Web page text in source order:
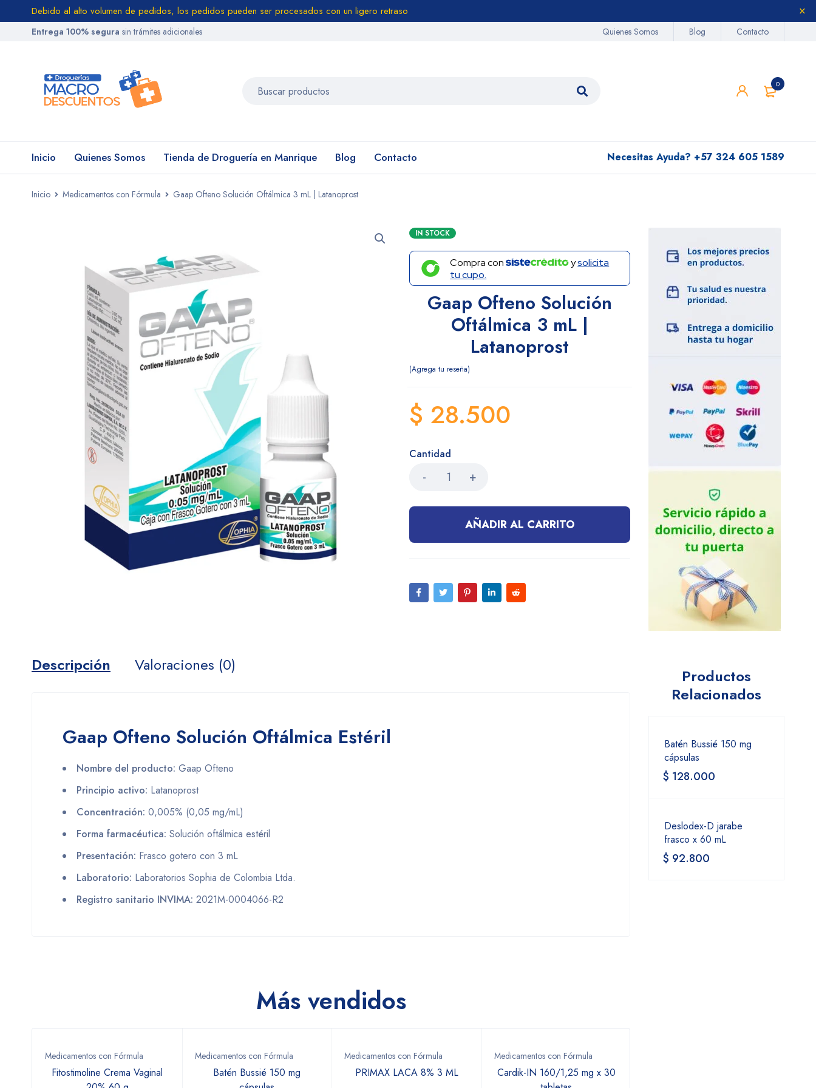
Debido al alto volumen de pedidos, los pedidos pueden ser procesados con un ligero retraso
Entrega 100% segura sin trámites adicionales Quienes Somos Blog Contacto
0
Inicio Quienes Somos Tienda de Droguería en Manrique Blog Contacto Necesitas Ayuda? +57 324 605 1589
Inicio Medicamentos con Fórmula Gaap Ofteno Solución Oftálmica 3 mL | Latanoprost
IN STOCK
Compra con ysolicita
tu cupo.
Gaap Ofteno Solución
Oftálmica 3 mL |
Latanoprost
Agrega tu reseña
$ 28.500
Cantidad
AÑADIR AL CARRITO
Descripción Valoraciones (0)
Gaap Ofteno Solución Oftálmica Estéril
Nombre del producto: Gaap Ofteno
Principio activo: Latanoprost
Concentración: 0,005% (0,05 mg/mL)
Forma farmacéutica: Solución oftálmica estéril
Presentación: Frasco gotero con 3 mL
Laboratorio: Laboratorios Sophia de Colombia Ltda.
Registro sanitario INVIMA: 2021M-0004066-R2
Más vendidos
Medicamentos con Fórmula
Fitostimoline Crema Vaginal
Medicamentos con Fórmula
Batén Bussié 150 mg
Medicamentos con Fórmula
PRIMAX LACA 8% 3 ML
Medicamentos con Fórmula
Cardik-IN 160/1,25 mg x 30
Productos
Relacionados
Batén Bussié 150 mg
cápsulas
$ 128.000
Deslodex-D jarabe
frasco x 60 mL
$ 92.800